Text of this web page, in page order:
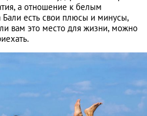
а отношение к белым
Бали есть свои плюсы и минусы,
вам это место для жизни, можно